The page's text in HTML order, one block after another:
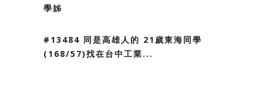
學姊
#13484 同是高雄人的 21歲東海同學
(168/57)找在台中工業...